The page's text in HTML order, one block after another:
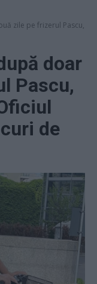
zile pe frizerul Pascu,
doar
Pascu,
de